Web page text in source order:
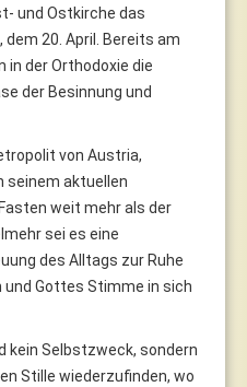
und Ostkirche das
20. April. Bereits am
in der Orthodoxie die
der Besinnung und
von Austria,
seinem aktuellen
weit mehr als der
sei es eine
des Alltags zur Ruhe
Gottes Stimme in sich
kein Selbstzweck, sondern
Stille wiederzufinden, wo